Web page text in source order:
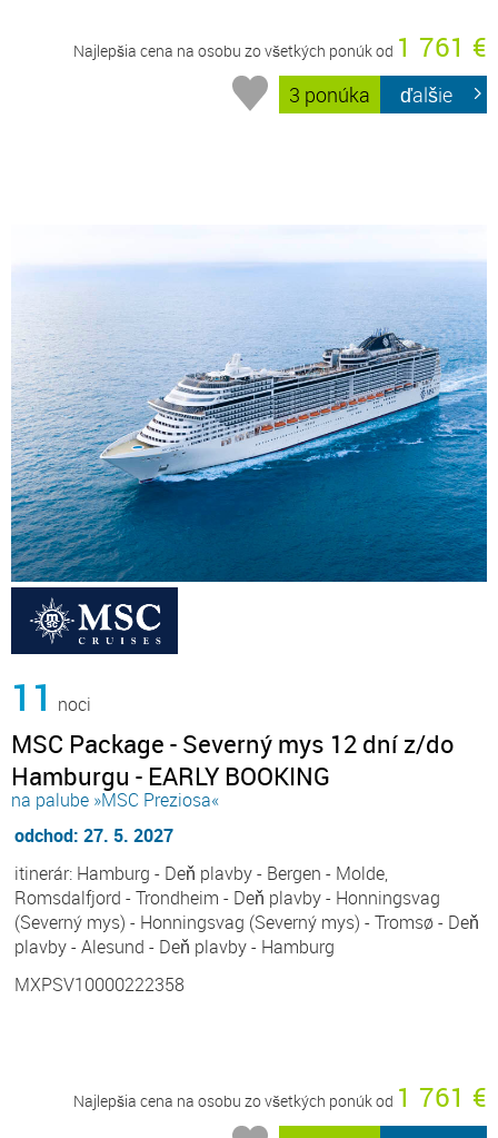
Najlepšia cena na osobu zo všetkých ponúk od 1 761 €
3 ponúka ďalšie
11 noci
MSC Package - Severný mys 12 dní z/do
Hamburgu - EARLY BOOKING
na palube »MSC Preziosa«
odchod: 27. 5. 2027
itinerár: Hamburg - Deň plavby - Bergen - Molde,
Romsdalfjord - Trondheim - Deň plavby - Honningsvag
(Severný mys) - Honningsvag (Severný mys) - Tromsø - Deň
plavby - Alesund - Deň plavby - Hamburg
MXPSV10000222358
Najlepšia cena na osobu zo všetkých ponúk od 1 761 €